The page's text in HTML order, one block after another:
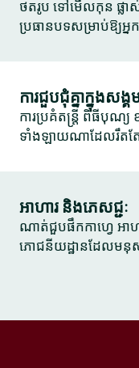
ថតរូប ទៅមើលកុន ផ្លា
ប្រធានបទសម្រាប់ឱ្យអ្ន
ការជួបជុំគ្នាក្នុងសង្គ
ការប្រគំតន្ត្រី ពិធីបុណ្យ
ទាំងឡាយណាដែលរឹតតែ
អាហារ និងភេសជ្ជៈ
ណាត់ជួបផឹកកាហ្វេ អាហ
ភោជនីយដ្ឋានដែលមនុ